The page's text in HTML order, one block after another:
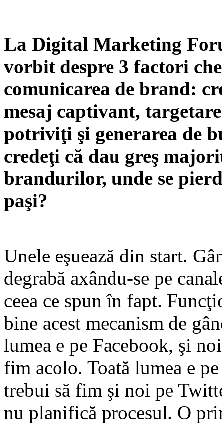
La Digital Marketing
vorbit despre 3 factori
comunicarea de brand:
mesaj captivant,
potriviţi şi generarea de
credeţi că dau greş
brandurilor, unde se
paşi?
Unele eşuează din start.
degrabă axându-se pe
ceea ce spun în fapt.
bine acest mecanism de
lumea e pe Facebook, şi
fim acolo. Toată lumea e
trebui să fim şi noi pe
nu planifică procesul. O